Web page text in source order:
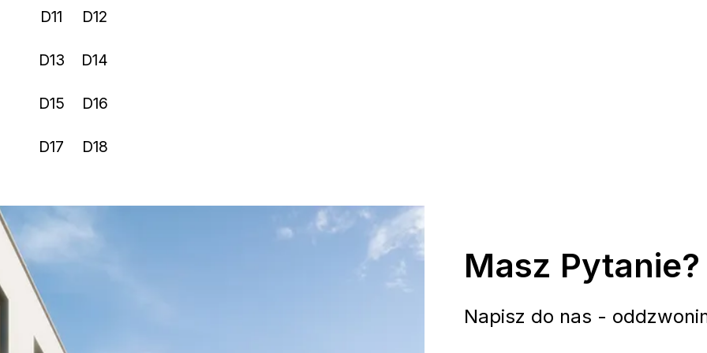
D11 D12
D13 D14
D15 D16
D17 D18
Masz Pytanie?
Napisz do nas -